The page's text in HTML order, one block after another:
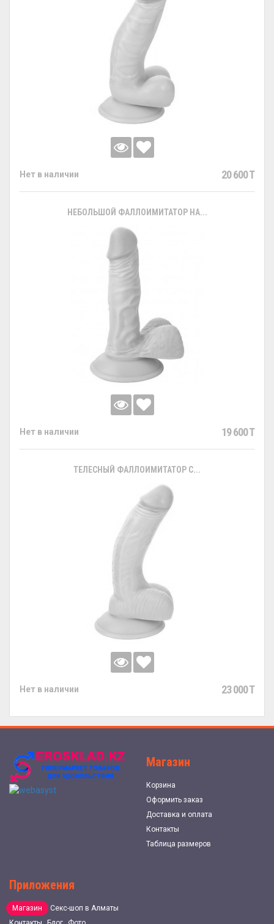
Нет в наличии 20 600 T
НЕБОЛЬШОЙ ФАЛЛОИМИТАТОР НА...
Нет в наличии 19 600 T
ТЕЛЕСНЫЙ ФАЛЛОИМИТАТОР С...
Нет в наличии 23 000 T
Магазин
Корзина
Оформить заказ
Доставка и оплата
Контакты
Таблица размеров
Приложения
Магазин
Секс-шоп в Алматы